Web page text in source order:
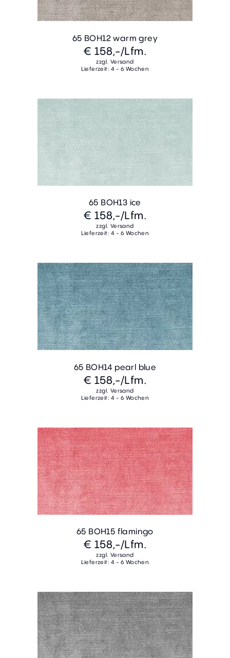
65 BOH12 warm grey
€ 158,-/Lfm.
zzgl. Versand
Lieferzeit: 4 - 6 Wochen
65 BOH13 ice
€ 158,-/Lfm.
zzgl. Versand
Lieferzeit: 4 - 6 Wochen
65 BOH14 pearl blue
€ 158,-/Lfm.
zzgl. Versand
Lieferzeit: 4 - 6 Wochen
65 BOH15 flamingo
€ 158,-/Lfm.
zzgl. Versand
Lieferzeit: 4 - 6 Wochen